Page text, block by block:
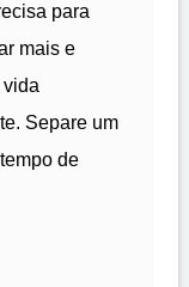
para
mais e
Separe um
de